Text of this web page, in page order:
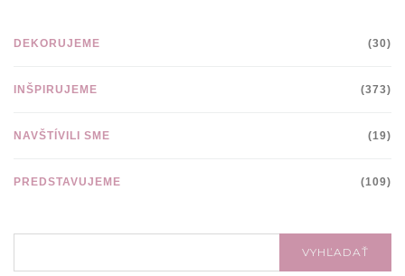
DEKORUJEME (30)
INŠPIRUJEME (373)
NAVŠTÍVILI SME (19)
PREDSTAVUJEME (109)
VYHĽADAŤ